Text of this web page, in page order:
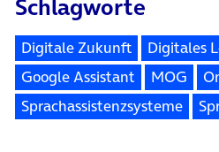
Schlagworte
Digitale Zukunft Digitales
Google Assistant
MOG
Sprachassistenzsysteme